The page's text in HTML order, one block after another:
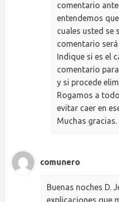
comentario
entendemos
cuales usted se
comentario
Indique si es el
comentario
y si procede
Rogamos a
evitar caer en
Muchas gracias.
comunero
Buenas noches D.
explicaciones que